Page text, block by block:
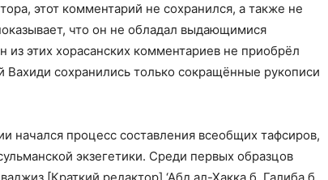
этот комментарий не сохранился, а также не
что он не обладал выдающимися
из этих хорасанских комментариев не приобрёл
Вахиди сохранились только сокращённые рукописи
начался процесс составления всеобщих тафсиров,
экзегетики. Среди первых образцов